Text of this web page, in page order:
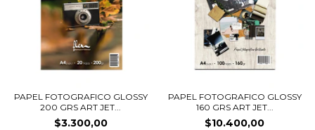
PAPEL FOTOGRAFICO GLOSSY
200 GRS ART JET...
$3.300,00
PAPEL FOTOGRAFICO GLOSSY
160 GRS ART JET...
$10.400,00